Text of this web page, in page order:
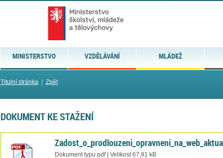
MINISTERSTVO VZDĚLÁVÁNÍ MLÁDEŽ
Titulní stránka| Zpět
DOKUMENT KE STAŽENÍ
Dokument typu pdf | Velikost 67,91 kB